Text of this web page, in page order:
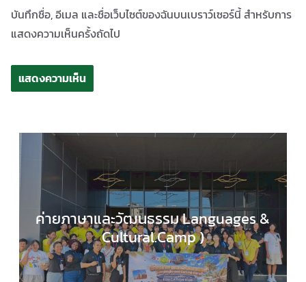
บันทึกชื่อ, อีเมล และชื่อเว็บไซต์ของฉันบนเบราว์เซอร์นี้ สำหรับการ
แสดงความเห็นครั้งถัดไป
ค่ายภาษาและวัฒนธรรม Languages &
Cultural.Camp )
EDUCATION HUB, กลุ่มสาระการเรียนรู้ภาษาต่างปร